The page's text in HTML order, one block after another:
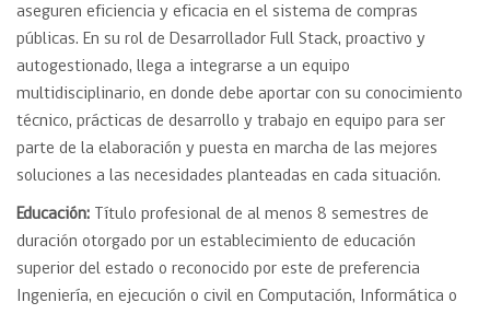
aseguren eficiencia y eficacia en el sistema de compras
públicas. En su rol de Desarrollador Full Stack, proactivo y
autogestionado, llega a integrarse a un equipo
multidisciplinario, en donde debe aportar con su conocimiento
técnico, prácticas de desarrollo y trabajo en equipo para ser
parte de la elaboración y puesta en marcha de las mejores
soluciones a las necesidades planteadas en cada situación.
Educación: Título profesional de al menos 8 semestres de
duración otorgado por un establecimiento de educación
superior del estado o reconocido por este de preferencia
Ingeniería, en ejecución o civil en Computación, Informática o